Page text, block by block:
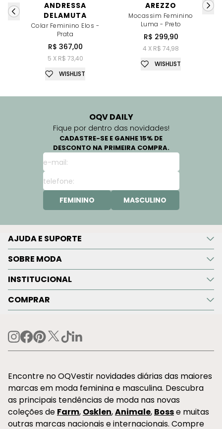
ANDRESSA
DELAMUTA
Colar Feminino Elos -
Prata
R$ 367,00
5 X R$ 73,40
WISHLIST
AREZZO
Mocassim Feminino
Luma - Preto
R$ 299,90
4 X R$ 74,98
WISHLIST
OQV DAILY
Fique por dentro das novidades!
CADASTRE-SE E GANHE 15% DE
DESCONTO NA PRIMEIRA COMPRA.
FEMININO MASCULINO
AJUDA E SUPORTE
SOBRE MODA
INSTITUCIONAL
COMPRAR
Encontre no OQVestir novidades diárias das maiores
marcas em moda feminina e masculina. Descubra
as principais tendências de moda nas novas
coleções de Farm, Osklen,Animale, Bosse muitas
outras marcas nacionais e internacionais. Compre